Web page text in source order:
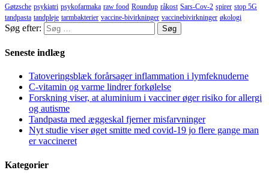
Gøtzsche psykiatri psykofarmaka raw food Roundup råkost Sars-Cov-2 spirer stop 5G
tandpasta tandpleje tarmbakterier vaccine-bivirkninger vaccinebivirkninger økologi
Søg efter:
Seneste indlæg
Tatoveringsblæk forårsager inflammation i lymfeknuderne
C-vitamin og varme lindrer forkølelse
Forskning viser, at aluminium i vacciner øger risiko for allergi
og autisme
Tandpasta med æggeskal fjerner misfarvninger
Nyt studie viser øget smitte med covid-19 jo flere gange man
er vaccineret
Kategorier